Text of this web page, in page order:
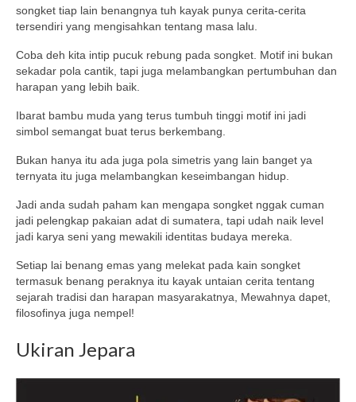
songket tiap lain benangnya tuh kayak punya cerita-cerita
tersendiri yang mengisahkan tentang masa lalu.
Coba deh kita intip pucuk rebung pada songket. Motif ini bukan
sekadar pola cantik, tapi juga melambangkan pertumbuhan dan
harapan yang lebih baik.
Ibarat bambu muda yang terus tumbuh tinggi motif ini jadi
simbol semangat buat terus berkembang.
Bukan hanya itu ada juga pola simetris yang lain banget ya
ternyata itu juga melambangkan keseimbangan hidup.
Jadi anda sudah paham kan mengapa songket nggak cuman
jadi pelengkap pakaian adat di sumatera, tapi udah naik level
jadi karya seni yang mewakili identitas budaya mereka.
Setiap lai benang emas yang melekat pada kain songket
termasuk benang peraknya itu kayak untaian cerita tentang
sejarah tradisi dan harapan masyarakatnya, Mewahnya dapet,
filosofinya juga nempel!
Ukiran Jepara